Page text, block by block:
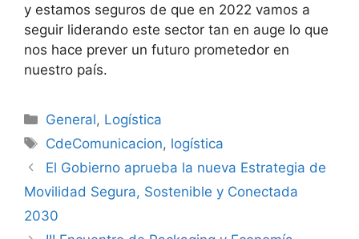
y estamos seguros de que en 2022 vamos a
seguir liderando este sector tan en auge lo que
nos hace prever un futuro prometedor en
nuestro país.
Categorías
General, Logística
Etiquetas
CdeComunicacion, logística
Navegación
de
El Gobierno aprueba la nueva Estrategia de
Movilidad Segura, Sostenible y Conectada
2030